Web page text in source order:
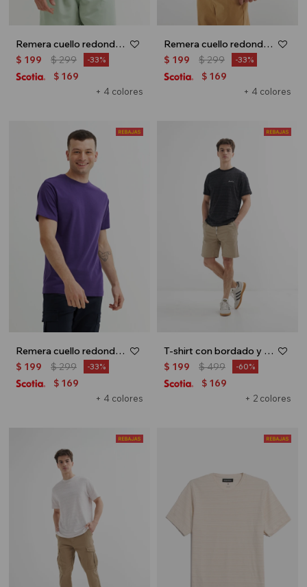
Remera cuello redondo - Beige
+ 4 colores
$ 199 $299 33
$ 169
Remera cuello redondo - Gris
+ 4 colores
$ 199 $299 33
$ 169
Remera cuello redondo - Morado
+ 4 colores
$ 199 $299 33
$ 169
T-shirt con bordado y textura - Negro
+ 2 colores
$ 199 $499 60
$ 169